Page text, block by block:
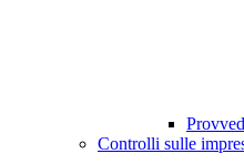
Controlli sulle